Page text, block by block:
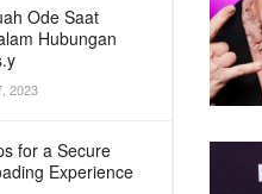
Ode Saat
Hubungan
2023
for a Secure
Experience